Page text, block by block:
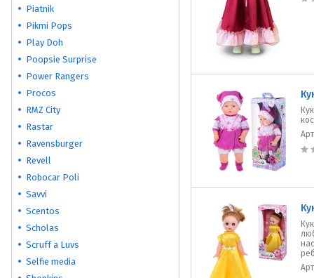
Piatnik
Pikmi Pops
Play Doh
Poopsie Surprise
Power Rangers
Procos
RMZ City
Rastar
Ravensburger
Revell
Robocar Poli
Savvi
Scentos
Scholas
Scruff a Luvs
Selfie media